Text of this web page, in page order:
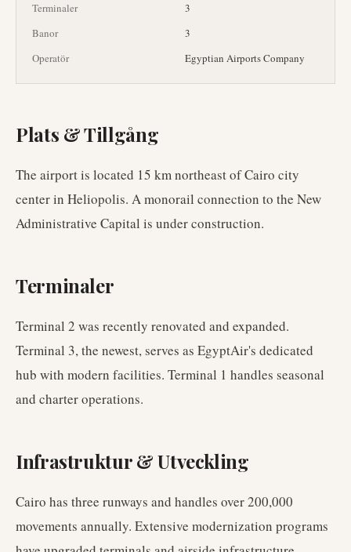
Terminaler
3
Banor
3
Operatör
Egyptian Airports Company
Plats & Tillgång
The airport is located 15 km northeast of Cairo city
center in Heliopolis. A monorail connection to the New
Administrative Capital is under construction.
Terminaler
Terminal 2 was recently renovated and expanded.
Terminal 3, the newest, serves as EgyptAir's dedicated
hub with modern facilities. Terminal 1 handles seasonal
and charter operations.
Infrastruktur & Utveckling
Cairo has three runways and handles over 200,000
movements annually. Extensive modernization programs